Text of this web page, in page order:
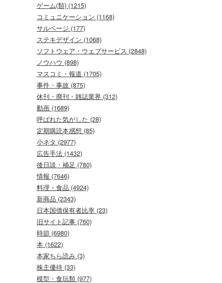
ゲーム(類) (1215)
コミュニケーション (1168)
サルベージ (177)
ステキデザイン (1068)
ソフトウェア・ウェブサービス (2848)
ノウハウ (898)
マスコミ・報道 (1705)
事件・事故 (875)
休刊・廃刊・雑誌業界 (312)
動画 (1689)
呼ばれた気がした (28)
定期購読本感想 (85)
小ネタ (2977)
広告手法 (1432)
後日談・補足 (780)
情報 (7646)
料理・食品 (4924)
新商品 (2343)
日本国債保有者比率 (23)
旧サイト記事 (760)
時節 (6980)
本 (1622)
本家ちら読み (3)
株主優待 (33)
模型・食玩類 (977)